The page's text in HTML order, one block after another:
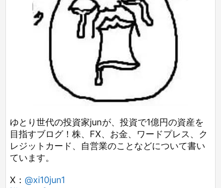
ゆとり世代の投資家junが、投資で1億円の資産を
目指すブログ！株、FX、お金、ワードプレス、ク
レジットカード、自営業のことなどについて書い
ています。
X： @xi10jun1